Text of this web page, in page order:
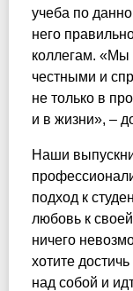
учеба по
него
коллегам. «Мы
честными и
не только в
и в жизни», –
Наши
подход к
любовь к
ничего
хотите
над собой и